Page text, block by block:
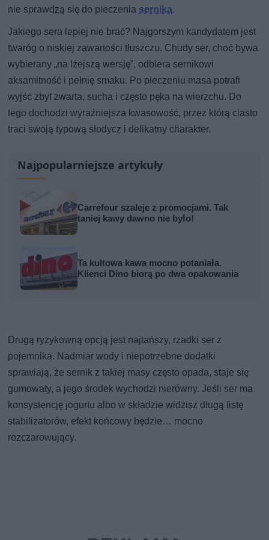
nie sprawdzą się do pieczenia sernika.
Jakiego sera lepiej nie brać? Najgorszym kandydatem jest
twaróg o niskiej zawartości tłuszczu. Chudy ser, choć bywa
wybierany „na lżejszą wersję”, odbiera sernikowi
aksamitność i pełnię smaku. Po pieczeniu masa potrafi
wyjść zbyt zwarta, sucha i często pęka na wierzchu. Do
tego dochodzi wyraźniejsza kwasowość, przez którą ciasto
traci swoją typową słodycz i delikatny charakter.
Najpopularniejsze artykuły
Carrefour szaleje z promocjami. Tak
taniej kawy dawno nie było!
Ta kultowa kawa mocno potaniała.
Klienci Dino biorą po dwa opakowania
Drugą ryzykowną opcją jest najtańszy, rzadki ser z
pojemnika. Nadmiar wody i niepotrzebne dodatki
sprawiają, że sernik z takiej masy często opada, staje się
gumowaty, a jego środek wychodzi nierówny. Jeśli ser ma
konsystencję jogurtu albo w składzie widzisz długą listę
stabilizatorów, efekt końcowy będzie… mocno
rozczarowujący.